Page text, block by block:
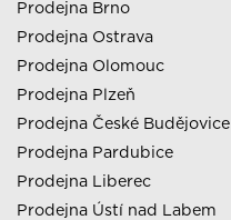
Prodejna Brno
Prodejna Ostrava
Prodejna Olomouc
Prodejna Plzeň
Prodejna České Budějovice
Prodejna Pardubice
Prodejna Liberec
Prodejna Ústí nad Labem